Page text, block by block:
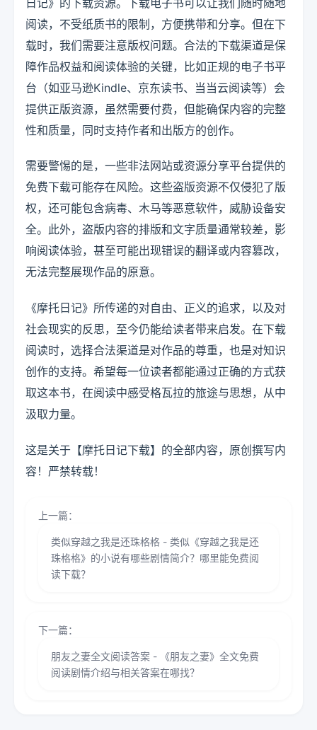
阅读，不受纸质书的限制，方便携带和分享。但在下
载时，我们需要注意版权问题。合法的下载渠道是保
障作品权益和阅读体验的关键，比如正规的电子书平
台（如亚马逊Kindle、京东读书、当当云阅读等）会
提供正版资源，虽然需要付费，但能确保内容的完整
性和质量，同时支持作者和出版方的创作。
需要警惕的是，一些非法网站或资源分享平台提供的
免费下载可能存在风险。这些盗版资源不仅侵犯了版
权，还可能包含病毒、木马等恶意软件，威胁设备安
全。此外，盗版内容的排版和文字质量通常较差，影
响阅读体验，甚至可能出现错误的翻译或内容篡改，
无法完整展现作品的原意。
《摩托日记》所传递的对自由、正义的追求，以及对
社会现实的反思，至今仍能给读者带来启发。在下载
阅读时，选择合法渠道是对作品的尊重，也是对知识
创作的支持。希望每一位读者都能通过正确的方式获
取这本书，在阅读中感受格瓦拉的旅途与思想，从中
汲取力量。
这是关于【摩托日记下载】的全部内容，原创撰写内
容！严禁转载！
上一篇：
类似穿越之我是还珠格格 - 类似《穿越之我是还
珠格格》的小说有哪些剧情简介？哪里能免费阅
读下载？
下一篇：
朋友之妻全文阅读答案 - 《朋友之妻》全文免费
阅读剧情介绍与相关答案在哪找？